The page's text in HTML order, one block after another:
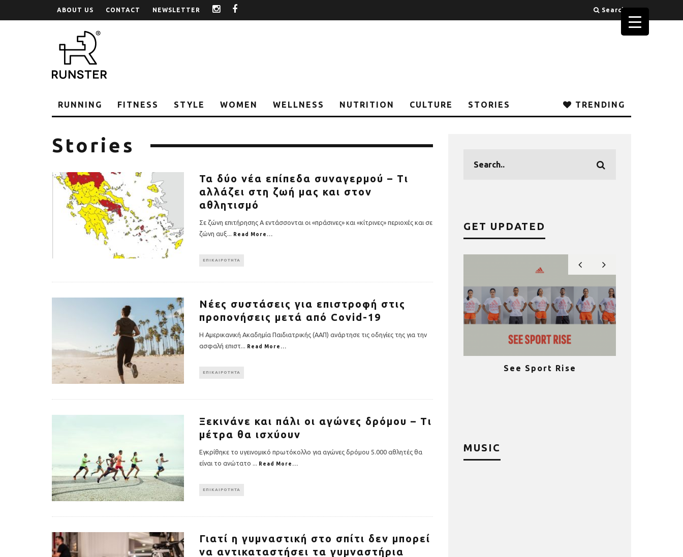
ABOUT US CONTACT NEWSLETTER instagram Search
RUNNING FITNESS STYLE WOMEN WELLNESS NUTRITION CULTURE STORIES TRENDING
Stories
Τα δύο νέα επίπεδα συναγερμού – Τι
αλλάζει στη ζωή μας και στον
αθλητισμό
Σε ζώνη επιτήρησης Α εντάσσονται οι «πράσινες» και «κίτρινες» περιοχές και σε
ζώνη αυξ... Read More...
ΕΠΙΚΑΙΡΟΤΗΤΑ
Νέες συστάσεις για επιστροφή στις
προπονήσεις μετά από Covid-19
H Αμερικανική Ακαδημία Παιδιατρικής (ΑΑΠ) ανάρτησε τις οδηγίες της για την
ασφαλή επιστ... Read More...
ΕΠΙΚΑΙΡΟΤΗΤΑ
Ξεκινάνε και πάλι οι αγώνες δρόμου – Τι
μέτρα θα ισχύουν
Εγκρίθηκε το υγεινομικό πρωτόκολλο για αγώνες δρόμου 5.000 αθλητές θα
είναι το ανώτατο ... Read More...
ΕΠΙΚΑΙΡΟΤΗΤΑ
Γιατί η γυμναστική στο σπίτι δεν μπορεί
να αντικαταστήσει τα γυμναστήρια
GET UPDATED
Πέθανε ο «πατέρας του
αιώνα», Dick Hoyt που έτρεχε
Αύξηση ζήτησης σε όργανα
γυμναστικής για το σπίτι (+τι
την ισότητα για δεύτερη
Ημιμαραθώνιο της Αθήνας
See Sport Rise
MUSIC